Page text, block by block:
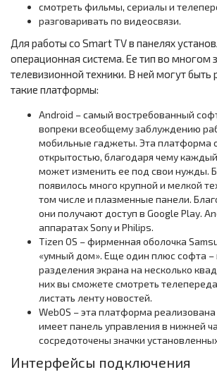
смотреть фильмы, сериалы и
разговаривать по видеосвязи.
Для работы со Smart TV в панелях
операционная система. Ее тип во многом
телевизионной техники. В ней могут быть
такие платформы:
Android – самый востребованный
вопреки всеобщему заблуждению
мобильные гаджеты. Эта платформа
открытостью, благодаря чему
может изменить ее под свои нужды.
появилось много крупной и мелкой
том числе и плазменные панели.
они получают доступ в Google Play.
аппаратах Sony и Philips.
Tizen OS – фирменная оболочка
«умный дом». Еще один плюс софта –
разделения экрана на несколько
них вы сможете смотреть
листать ленту новостей.
WebOS – эта платформа реализована
имеет панель управления в нижней
сосредоточены значки
Интерфейсы подключения